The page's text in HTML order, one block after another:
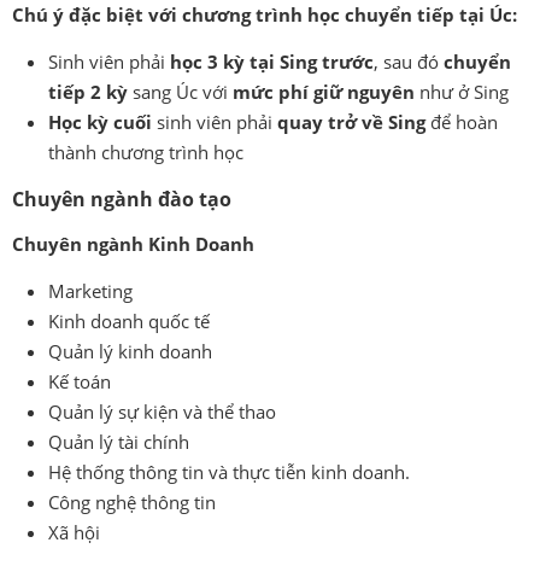
Chú ý đặc biệt với chương trình học chuyển tiếp tại Úc:
Sinh viên phải học 3 kỳ tại Sing trước, sau đó chuyển
tiếp 2 kỳ sang Úc với mức phí giữ nguyên như ở Sing
Học kỳ cuối sinh viên phải quay trở về Singđể hoàn
thành chương trình học
Chuyên ngành đào tạo
Chuyên ngành Kinh Doanh
Marketing
Kinh doanh quốc tế
Quản lý kinh doanh
Kế toán
Quản lý sự kiện và thể thao
Quản lý tài chính
Hệ thống thông tin và thực tiễn kinh doanh.
Công nghệ thông tin
Xã hội